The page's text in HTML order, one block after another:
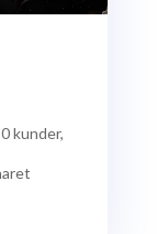
kunder,